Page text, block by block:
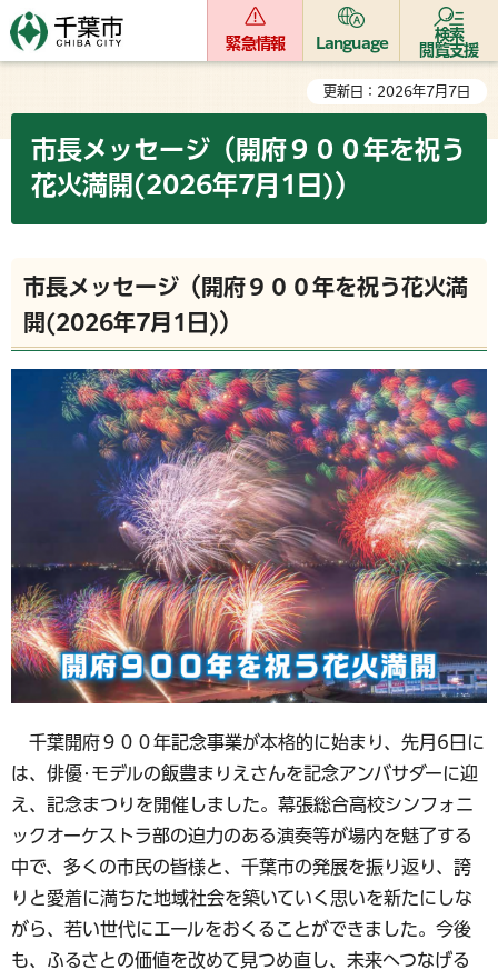
緊急情報 Language
検索
閲覧支援
更新日：2026年7月7日
市長メッセージ（開府９００年を祝う
花火満開(2026年7月1日)）
市長メッセージ（開府９００年を祝う花火満
開(2026年7月1日)）
千葉開府９００年記念事業が本格的に始まり、先月6日に
は、俳優･モデルの飯豊まりえさんを記念アンバサダーに迎
え、記念まつりを開催しました。幕張総合高校シンフォニ
ックオーケストラ部の迫力のある演奏等が場内を魅了する
中で、多くの市民の皆様と、千葉市の発展を振り返り、誇
りと愛着に満ちた地域社会を築いていく思いを新たにしな
がら、若い世代にエールをおくることができました。今後
も、ふるさとの価値を改めて見つめ直し、未来へつなげる